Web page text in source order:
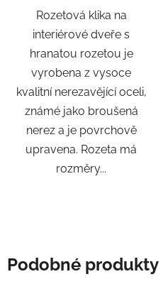
Rozetová klika na
interiérové ​​dveře s
hranatou rozetou je
vyrobena z vysoce
kvalitní nerezavějící oceli,
známé jako broušená
nerez a je povrchově
upravena. Rozeta má
rozměry...
Podobné produkty